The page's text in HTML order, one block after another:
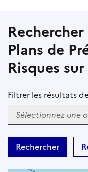
Plans de
Risques
Filtrer les résultats
e
n
Rechercher